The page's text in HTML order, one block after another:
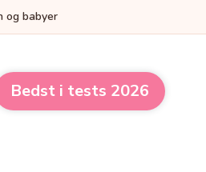
og babyer
Bedst i tests 2026